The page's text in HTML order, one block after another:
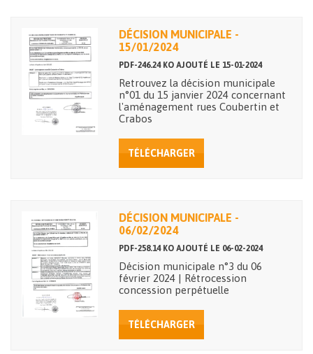
DÉCISION MUNICIPALE -
15/01/2024
PDF-246.24 KO AJOUTÉ LE 15-01-2024
Retrouvez la décision municipale
n°01 du 15 janvier 2024 concernant
l'aménagement rues Coubertin et
Crabos
TÉLÉCHARGER
DÉCISION MUNICIPALE -
06/02/2024
PDF-258.14 KO AJOUTÉ LE 06-02-2024
Décision municipale n°3 du 06
février 2024 | Rétrocession
concession perpétuelle
TÉLÉCHARGER